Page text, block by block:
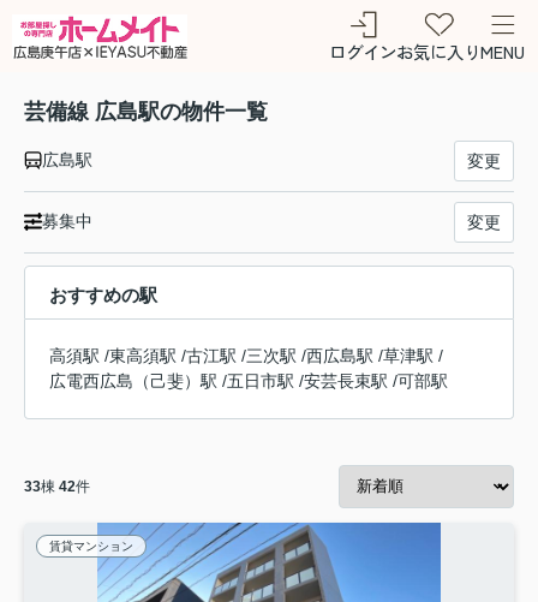
ログインお気に入りMENU
芸備線 広島駅の物件一覧
広島駅 変更
募集中 変更
おすすめの駅
高須駅 /東高須駅 /古江駅 /三次駅 /西広島駅 /草津駅 /
広電西広島（己斐）駅 /五日市駅 /安芸長束駅 /可部駅
33棟 42件
賃貸マンション